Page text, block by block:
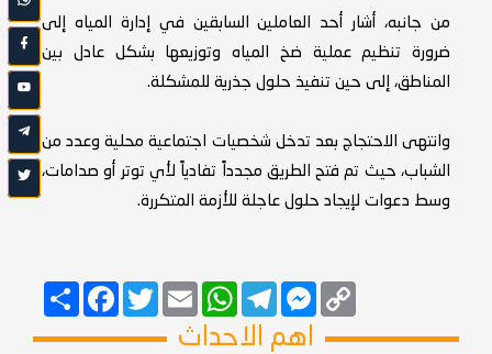
من جانبه، أشار أحد العاملين السابقين في إدارة المياه إلى
ضرورة تنظيم عملية ضخ المياه وتوزيعها بشكل عادل بين
المناطق، إلى حين تنفيذ حلول جذرية للمشكلة.
وانتهى الاحتجاج بعد تدخل شخصيات اجتماعية محلية وعدد من
الشباب، حيث تم فتح الطريق مجدداً تفادياً لأي توتر أو صدامات،
وسط دعوات لإيجاد حلول عاجلة للأزمة المتكررة.
انشر
FacebookTwitterEmail
WhatsAppTelegram
MessengerCopy
Link
اهم الاحداث